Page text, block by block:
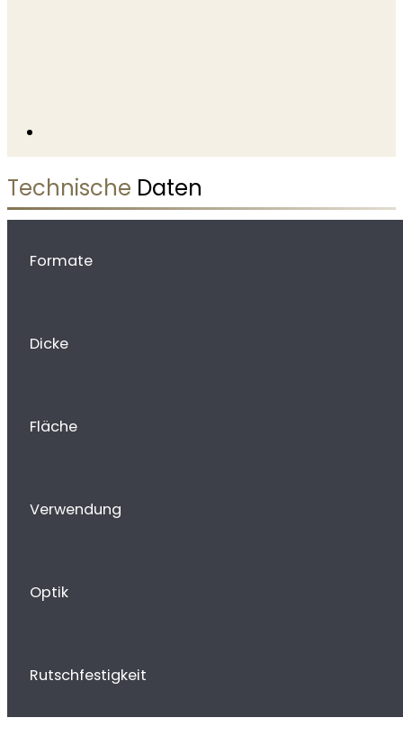
Technische Daten
Formate
Dicke
Fläche
Verwendung
Optik
Rutschfestigkeit